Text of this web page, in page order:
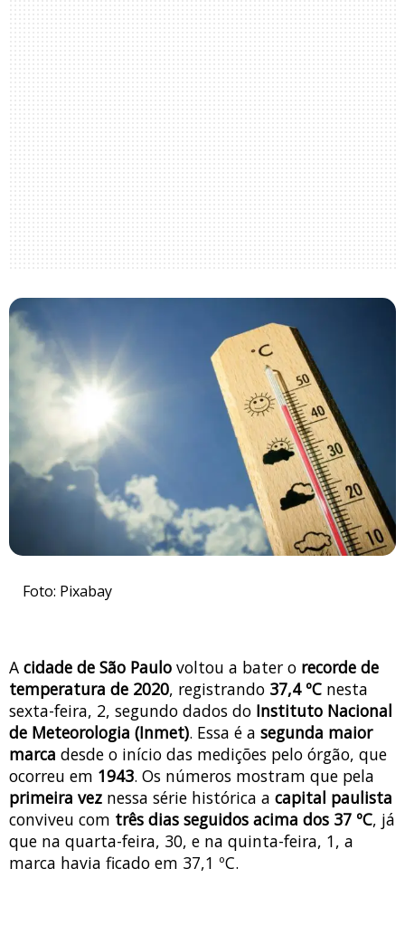
Foto: Pixabay
A cidade de São Paulo voltou a bater o recorde de
temperatura de 2020, registrando 37,4 ºC nesta
sexta-feira, 2, segundo dados do Instituto Nacional
de Meteorologia (Inmet). Essa é a segunda maior
marca desde o início das medições pelo órgão, que
ocorreu em 1943. Os números mostram que pela
primeira vez nessa série histórica a capital paulista
conviveu com três dias seguidos acima dos 37 ºC, já
que na quarta-feira, 30, e na quinta-feira, 1, a
marca havia ficado em 37,1 ºC.